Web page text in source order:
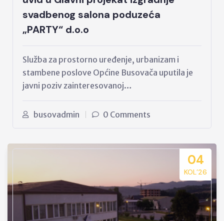
svadbenog salona poduzeća
„PARTY“ d.o.o
Služba za prostorno uređenje, urbanizam i
stambene poslove Općine Busovača uputila je
javni poziv zainteresovanoj…
busovadmin 0 Comments
04
KOL’26